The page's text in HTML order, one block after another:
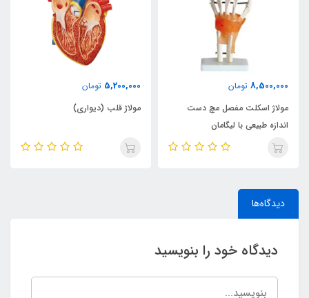
8,500,000 تومان
مولاژ اسکلت مفصل مچ دست
اندازه طبیعی با لیگامان
5,200,000 تومان
مولاژ قلب (دیواری)
دیدگاه‌ها
دیدگاه خود را بنویسید